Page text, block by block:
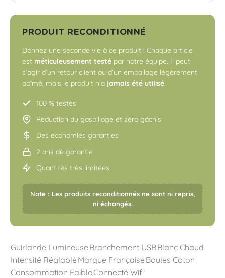
PRODUIT RECONDITIONNÉ
Donnez une seconde vie à ce produit ! Chaque article
est méticuleusement testé par notre équipe. Il peut
s’agir d’un retour client ou d’un emballage légèrement
abîmé, mais le produit n’a jamais été utilisé.
100 % testés
Réduction du gaspillage et zéro gâchis
Des économies garanties
2 ans de garantie
Quantités très limitées
Note : Les produits reconditionnés ne sont ni repris,
ni échangés.
Guirlande Lumineuse Branchement USBBlanc Chaud
Intensité Réglable Marque Française Boules Coton
Consommation FaibleConnecté Wifi